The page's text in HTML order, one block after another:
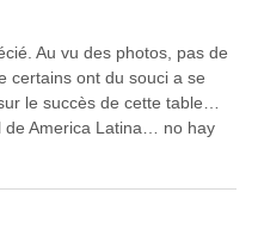
Au vu des photos, pas de
certains ont du souci a se
le succès de cette table…
de America Latina… no hay